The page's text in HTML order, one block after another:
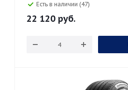
Есть в наличии (47)
22 120 руб.